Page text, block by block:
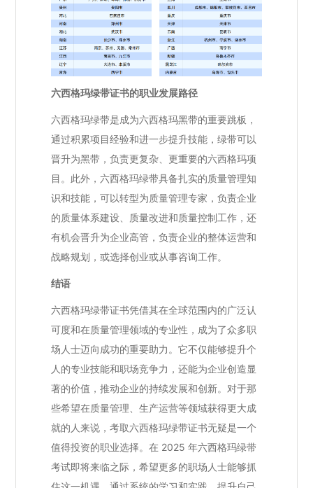
六西格玛绿带证书的职业发展路径
六西格玛绿带是成为六西格玛黑带的重要跳板，
通过积累项目经验和进一步提升技能，绿带可以
晋升为黑带，负责更复杂、更重要的六西格玛项
目。此外，六西格玛绿带具备扎实的质量管理知
识和技能，可以转型为质量管理专家，负责企业
的质量体系建设、质量改进和质量控制工作，还
有机会晋升为企业高管，负责企业的整体运营和
战略规划，或选择创业或从事咨询工作。
结语
六西格玛绿带证书凭借其在全球范围内的广泛认
可度和在质量管理领域的专业性，成为了众多职
场人士迈向成功的重要助力。它不仅能够提升个
人的专业技能和职场竞争力，还能为企业创造显
著的价值，推动企业的持续发展和创新。对于那
些希望在质量管理、生产运营等领域获得更大成
就的人来说，考取六西格玛绿带证书无疑是一个
值得投资的职业选择。在 2025 年六西格玛绿带
考试即将来临之际，希望更多的职场人士能够抓